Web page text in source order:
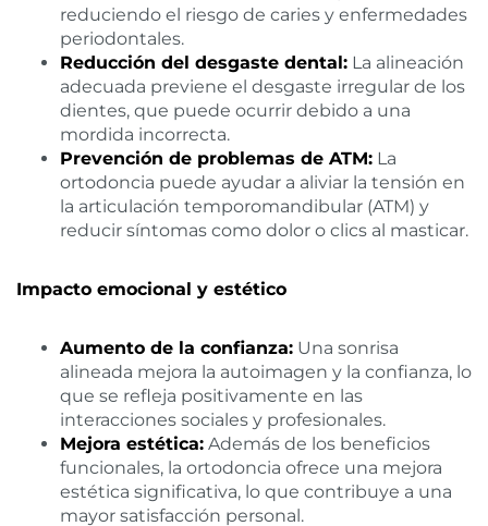
reduciendo el riesgo de caries y enfermedades
periodontales.
Reducción del desgaste dental: La alineación
adecuada previene el desgaste irregular de los
dientes, que puede ocurrir debido a una
mordida incorrecta.
Prevención de problemas de ATM: La
ortodoncia puede ayudar a aliviar la tensión en
la articulación temporomandibular (ATM) y
reducir síntomas como dolor o clics al masticar.
Impacto emocional y estético
Aumento de la confianza: Una sonrisa
alineada mejora la autoimagen y la confianza, lo
que se refleja positivamente en las
interacciones sociales y profesionales.
Mejora estética: Además de los beneficios
funcionales, la ortodoncia ofrece una mejora
estética significativa, lo que contribuye a una
mayor satisfacción personal.